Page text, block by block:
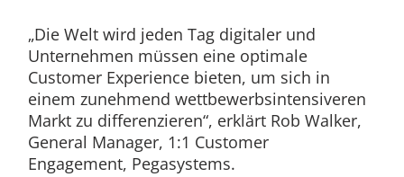
„Die Welt wird jeden Tag digitaler und
Unternehmen müssen eine optimale
Customer Experience bieten, um sich in
einem zunehmend wettbewerbsintensiveren
Markt zu differenzieren“, erklärt Rob Walker,
General Manager, 1:1 Customer
Engagement, Pegasystems.